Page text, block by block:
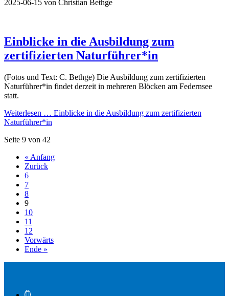
2025-06-15 von Christian Bethge
Einblicke in die Ausbildung zum
zertifizierten Naturführer*in
(Fotos und Text: C. Bethge) Die Ausbildung zum zertifizierten
Naturführer*in findet derzeit in mehreren Blöcken am Federnsee
statt.
Weiterlesen … Einblicke in die Ausbildung zum zertifizierten
Naturführer*in
Seite 9 von 42
« Anfang
Zurück
6
7
8
9
10
11
12
Vorwärts
Ende »